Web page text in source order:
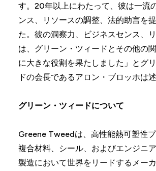
す。20年以上にわたって、彼は一流
ンス、リソースの調整、法的助言を
た。彼の洞察力、ビジネスセンス、
は、グリーン・ツィードとその他の
に大きな役割を果たしました」とグ
ドの会長であるアロン・ブロッホは
グリーン・ツィードについて
Greene Tweedは、高性能熱可塑性プ
複合材料、シール、およびエンジニ
製造において世界をリードするメー